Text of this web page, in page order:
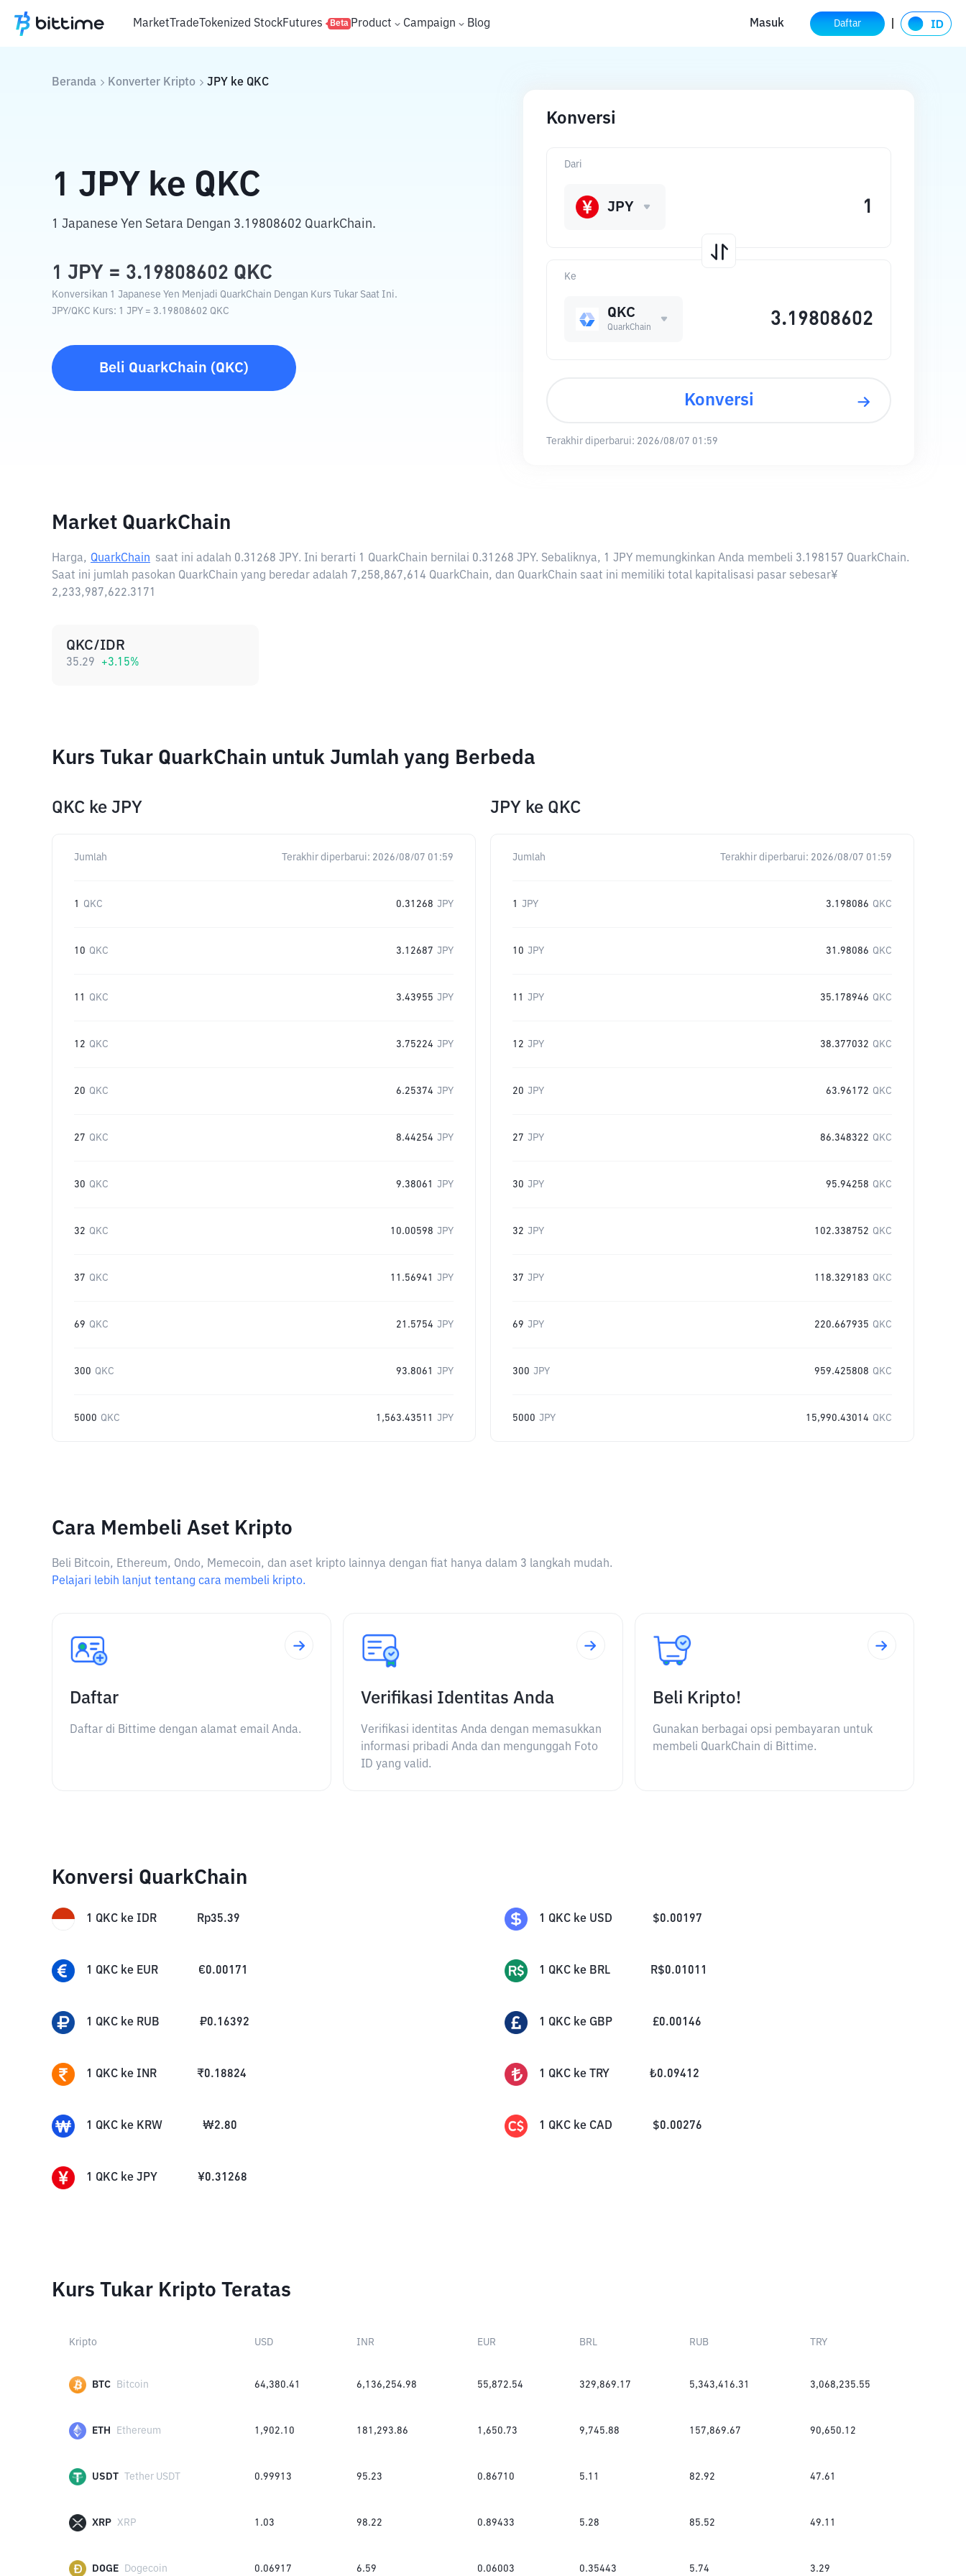
MarketTradeTokenized StockFutures Beta Product Campaign Blog Masuk Daftar
Beranda Konverter Kripto JPY ke QKC
1 JPY ke QKC
1 Japanese Yen Setara Dengan 3.19808602 QuarkChain.
1 JPY = 3.19808602 QKC
Konversikan 1 Japanese Yen Menjadi QuarkChain Dengan Kurs Tukar Saat Ini.
JPY/QKC Kurs: 1 JPY = 3.19808602 QKC
Beli QuarkChain (QKC)
Konversi
Ke
QKC
QuarkChain
Dari
JPY
Konversi
Terakhir diperbarui: 2026/08/07 01:59
Market QuarkChain
Harga, QuarkChain saat ini adalah 0.31268 JPY. Ini berarti 1 QuarkChain bernilai 0.31268 JPY. Sebaliknya, 1 JPY memungkinkan Anda membeli 3.198157 QuarkChain.
Saat ini jumlah pasokan QuarkChain yang beredar adalah 7,258,867,614 QuarkChain, dan QuarkChain saat ini memiliki total kapitalisasi pasar sebesar¥
2,233,987,622.3171
QKC/IDR
35.29 +3.15%
Kurs Tukar QuarkChain untuk Jumlah yang Berbeda
QKC ke JPY
Jumlah Terakhir diperbarui: 2026/08/07 01:59
1 QKC 0.31268 JPY
10 QKC 3.12687 JPY
11 QKC 3.43955 JPY
12 QKC 3.75224 JPY
20 QKC 6.25374 JPY
27 QKC 8.44254 JPY
30 QKC 9.38061 JPY
32 QKC 10.00598 JPY
37 QKC 11.56941 JPY
69 QKC 21.5754 JPY
300 QKC 93.8061 JPY
5000 QKC 1,563.43511 JPY
JPY ke QKC
Jumlah Terakhir diperbarui: 2026/08/07 01:59
1 JPY 3.198086 QKC
10 JPY 31.98086 QKC
11 JPY 35.178946 QKC
12 JPY 38.377032 QKC
20 JPY 63.96172 QKC
27 JPY 86.348322 QKC
30 JPY 95.94258 QKC
32 JPY 102.338752 QKC
37 JPY 118.329183 QKC
69 JPY 220.667935 QKC
300 JPY 959.425808 QKC
5000 JPY 15,990.43014 QKC
Cara Membeli Aset Kripto
Beli Bitcoin, Ethereum, Ondo, Memecoin, dan aset kripto lainnya dengan fiat hanya dalam 3 langkah mudah.
Pelajari lebih lanjut tentang cara membeli kripto.
Daftar
Daftar di Bittime dengan alamat email Anda.
Verifikasi Identitas Anda
Verifikasi identitas Anda dengan memasukkan
informasi pribadi Anda dan mengunggah Foto
ID yang valid.
Beli Kripto!
Gunakan berbagai opsi pembayaran untuk
membeli QuarkChain di Bittime.
Konversi QuarkChain
1 QKC ke IDR Rp35.39 1 QKC ke USD $0.00197
1 QKC ke EUR €0.00171 1 QKC ke BRL R$0.01011
1 QKC ke RUB ₽0.16392 1 QKC ke GBP £0.00146
1 QKC ke INR ₹0.18824 1 QKC ke TRY ₺0.09412
1 QKC ke KRW ₩2.80 1 QKC ke CAD $0.00276
1 QKC ke JPY ¥0.31268
Kurs Tukar Kripto Teratas
Kripto USD INR EUR BRL RUB TRY
BTC Bitcoin 64,380.41 6,136,254.98 55,872.54 329,869.17 5,343,416.31 3,068,235.55
ETH Ethereum 1,902.10 181,293.86 1,650.73 9,745.88 157,869.67 90,650.12
USDT Tether USDT 0.99913 95.23 0.86710 5.11 82.92 47.61
XRP XRP 1.03 98.22 0.89433 5.28 85.52 49.11
DOGE Dogecoin 0.06917 6.59 0.06003 0.35443 5.74 3.29